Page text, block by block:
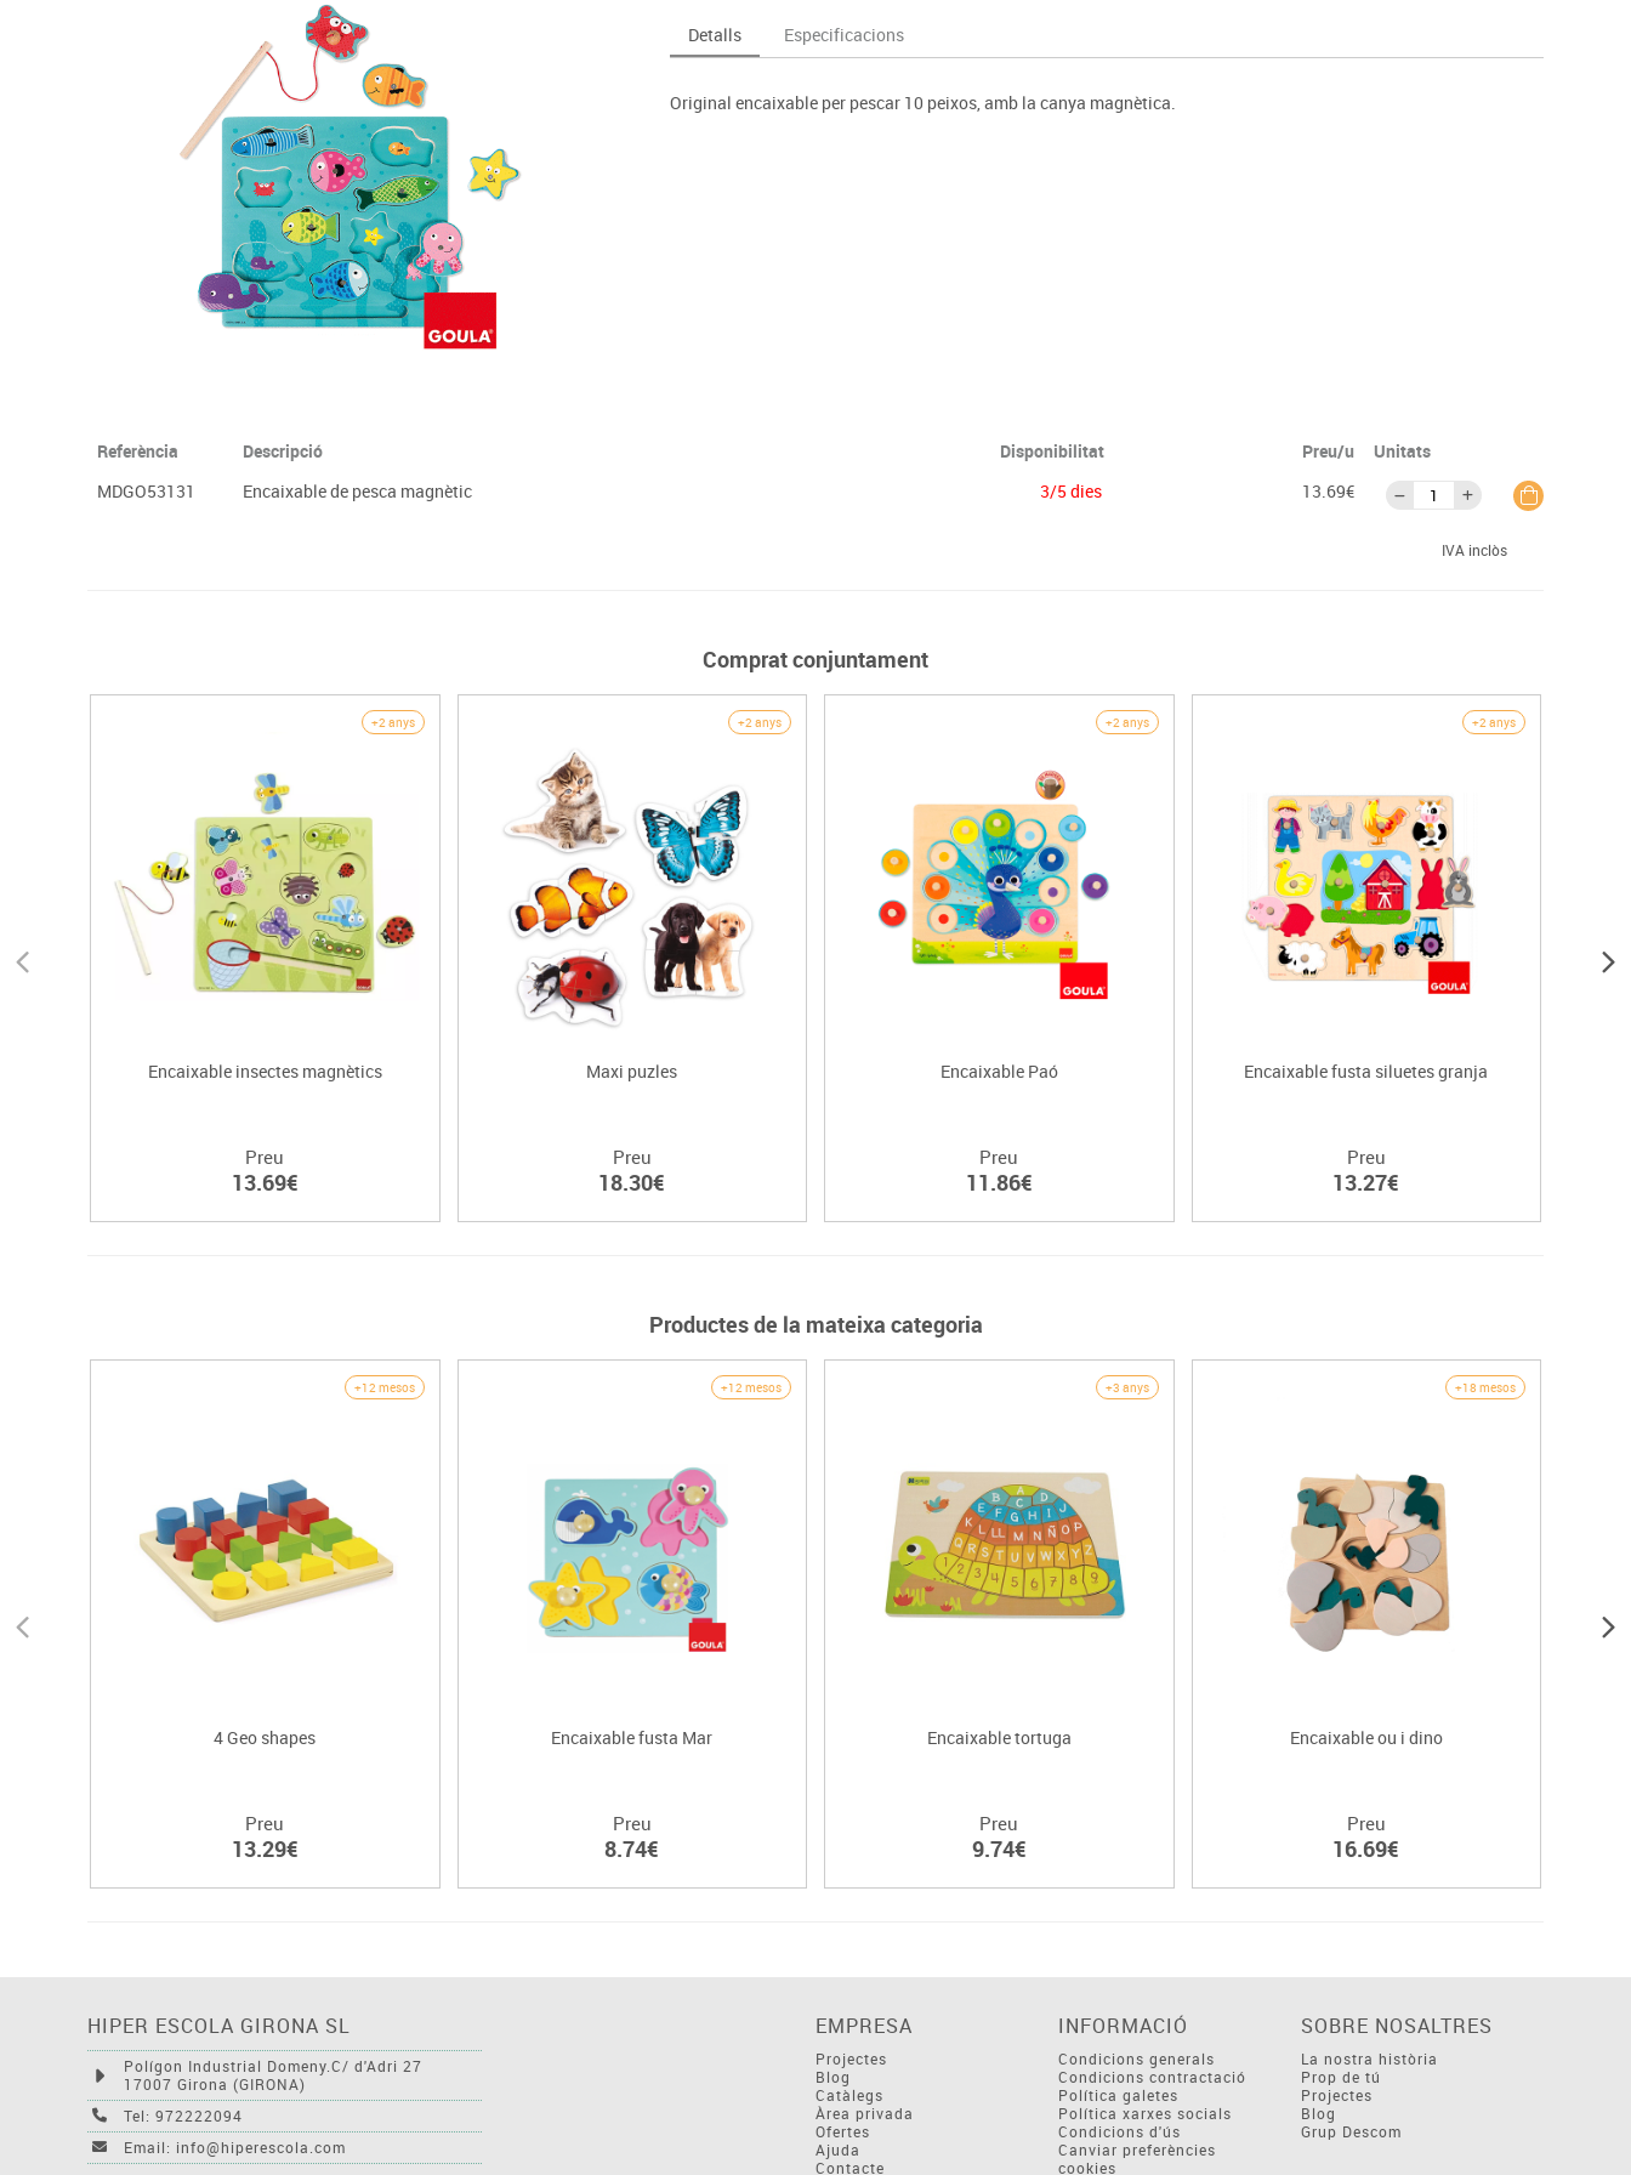
Plastificació, enquadernació i destrucció
Dibuix tècnic i artístic
Construccions
Espais exteriors
Psicomotricitat
Jocs simbòlics
Videoprojecció
Taules escolars, abatibles i polivalents
Entrenament
Esports raqueta
Gimnàstica rítmica
Detalls Especificacions
Original encaixable per pescar 10 peixos, amb la canya magnètica.
Referència Descripció Disponibilitat Preu/u
Unitats
MDGO53131
Encaixable de pesca magnètic 3/5 dies 13.69€
IVA inclòs
Comprat conjuntament
+2 anys
Encaixable insectes magnètics
Preu
13.69€
+2 anys
Maxi puzles
Preu
18.30€
+2 anys
Encaixable Paó
Preu
11.86€
+2 anys
Encaixable fusta siluetes granja
Preu
13.27€
Productes de la mateixa categoria
+12 mesos
4 Geo shapes
Preu
13.29€
+12 mesos
Encaixable fusta Mar
Preu
8.74€
+3 anys
Encaixable tortuga
Preu
9.74€
+18 mesos
Encaixable ou i dino
Preu
16.69€
HIPER ESCOLA GIRONA SL
Polígon Industrial Domeny.C/ d'Adri 27
17007 Girona (GIRONA)
Tel: 972222094
Email: info@hiperescola.com
EMPRESA
Projectes
Blog
Catàlegs
Àrea privada
Ofertes
Ajuda
Contacte
INFORMACIÓ
Condicions generals
Condicions contractació
Política galetes
Política xarxes socials
Condicions d'ús
Canviar preferències
cookies
SOBRE NOSALTRES
La nostra història
Prop de tú
Projectes
Blog
Grup Descom